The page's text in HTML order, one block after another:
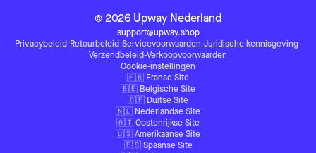
© 2026 Upway Nederland
support@upway.shop
Privacybeleid-Retourbeleid-Servicevoorwaarden-Juridische kennisgeving-
Verzendbeleid-Verkoopvoorwaarden
Cookie-instellingen
🇫🇷 Franse Site
🇧🇪 Belgische Site
🇩🇪 Duitse Site
🇳🇱 Nederlandse Site
🇦🇹 Oostenrijkse Site
🇺🇸 Amerikaanse Site
🇪🇸 Spaanse Site